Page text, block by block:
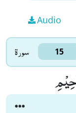
Audio
سورۃ 15